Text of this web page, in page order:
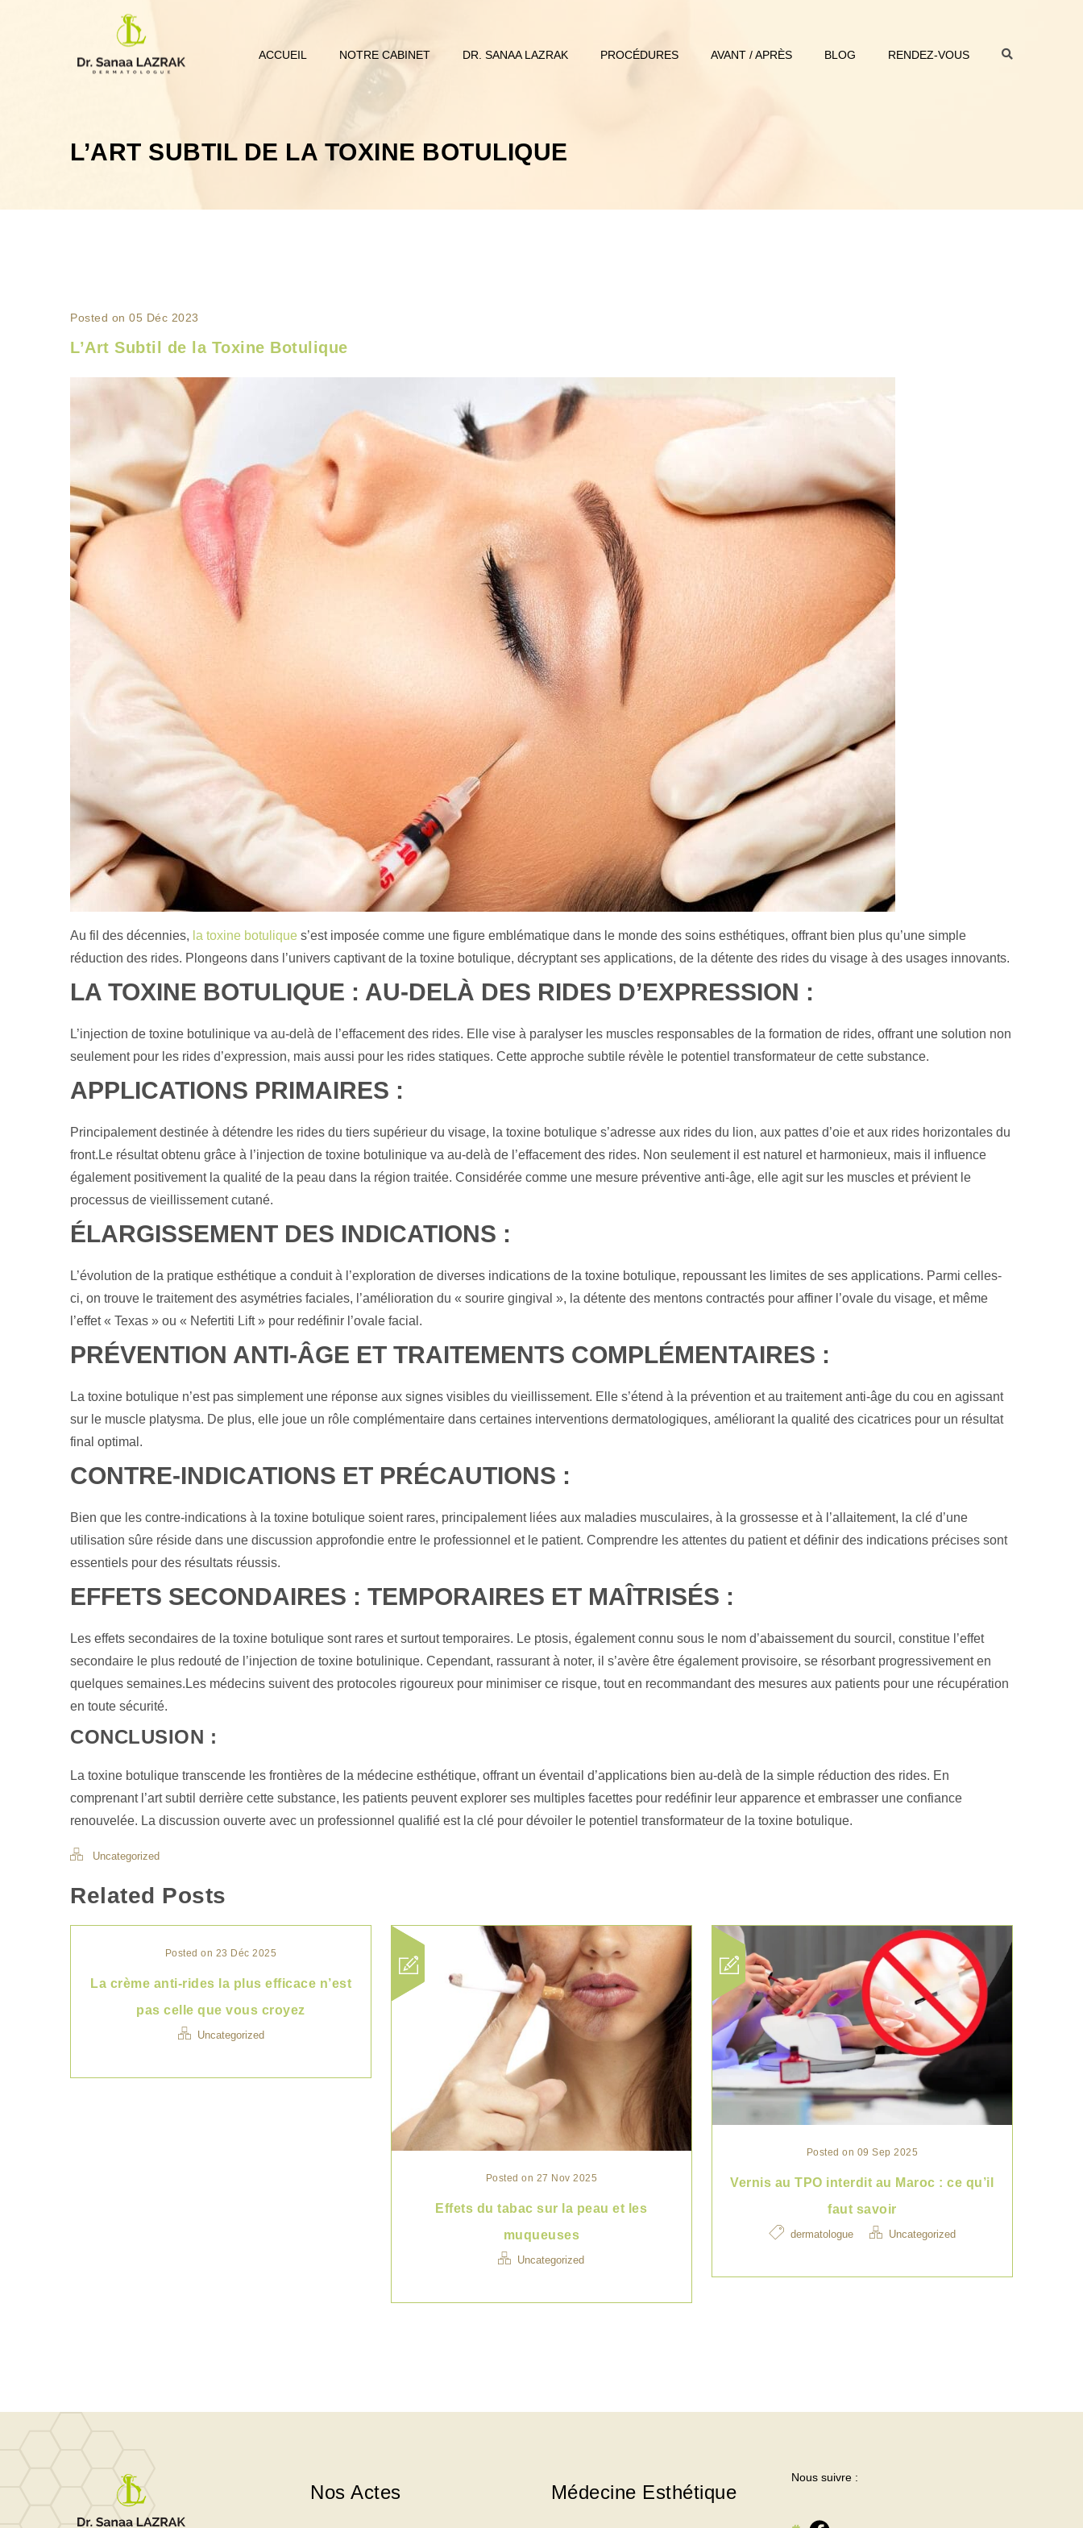
ACCUEIL NOTRE CABINET DR. SANAA LAZRAK PROCÉDURES AVANT / APRÈS BLOG RENDEZ-VOUS
L’ART SUBTIL DE LA TOXINE BOTULIQUE
Posted on 05 Déc 2023
L’Art Subtil de la Toxine Botulique
Au fil des décennies, la toxine botulique s’est imposée comme une figure emblématique dans le monde des soins esthétiques, offrant bien plus qu’une simple
réduction des rides. Plongeons dans l’univers captivant de la toxine botulique, décryptant ses applications, de la détente des rides du visage à des usages innovants.
LA TOXINE BOTULIQUE : AU-DELÀ DES RIDES D’EXPRESSION :
L’injection de toxine botulinique va au-delà de l’effacement des rides. Elle vise à paralyser les muscles responsables de la formation de rides, offrant une solution non
seulement pour les rides d’expression, mais aussi pour les rides statiques. Cette approche subtile révèle le potentiel transformateur de cette substance.
APPLICATIONS PRIMAIRES :
Principalement destinée à détendre les rides du tiers supérieur du visage, la toxine botulique s’adresse aux rides du lion, aux pattes d’oie et aux rides horizontales du
front.Le résultat obtenu grâce à l’injection de toxine botulinique va au-delà de l’effacement des rides. Non seulement il est naturel et harmonieux, mais il influence
également positivement la qualité de la peau dans la région traitée. Considérée comme une mesure préventive anti-âge, elle agit sur les muscles et prévient le
processus de vieillissement cutané.
ÉLARGISSEMENT DES INDICATIONS :
L’évolution de la pratique esthétique a conduit à l’exploration de diverses indications de la toxine botulique, repoussant les limites de ses applications. Parmi celles-
ci, on trouve le traitement des asymétries faciales, l’amélioration du « sourire gingival », la détente des mentons contractés pour affiner l’ovale du visage, et même
l’effet « Texas » ou « Nefertiti Lift » pour redéfinir l’ovale facial.
PRÉVENTION ANTI-ÂGE ET TRAITEMENTS COMPLÉMENTAIRES :
La toxine botulique n’est pas simplement une réponse aux signes visibles du vieillissement. Elle s’étend à la prévention et au traitement anti-âge du cou en agissant
sur le muscle platysma. De plus, elle joue un rôle complémentaire dans certaines interventions dermatologiques, améliorant la qualité des cicatrices pour un résultat
final optimal.
CONTRE-INDICATIONS ET PRÉCAUTIONS :
Bien que les contre-indications à la toxine botulique soient rares, principalement liées aux maladies musculaires, à la grossesse et à l’allaitement, la clé d’une
utilisation sûre réside dans une discussion approfondie entre le professionnel et le patient. Comprendre les attentes du patient et définir des indications précises sont
essentiels pour des résultats réussis.
EFFETS SECONDAIRES : TEMPORAIRES ET MAÎTRISÉS :
Les effets secondaires de la toxine botulique sont rares et surtout temporaires. Le ptosis, également connu sous le nom d’abaissement du sourcil, constitue l’effet
secondaire le plus redouté de l’injection de toxine botulinique. Cependant, rassurant à noter, il s’avère être également provisoire, se résorbant progressivement en
quelques semaines.Les médecins suivent des protocoles rigoureux pour minimiser ce risque, tout en recommandant des mesures aux patients pour une récupération
en toute sécurité.
CONCLUSION :
La toxine botulique transcende les frontières de la médecine esthétique, offrant un éventail d’applications bien au-delà de la simple réduction des rides. En
comprenant l’art subtil derrière cette substance, les patients peuvent explorer ses multiples facettes pour redéfinir leur apparence et embrasser une confiance
renouvelée. La discussion ouverte avec un professionnel qualifié est la clé pour dévoiler le potentiel transformateur de la toxine botulique.
Uncategorized
Related Posts
Posted on 23 Déc 2025
La crème anti-rides la plus efficace n’est
pas celle que vous croyez
Uncategorized
Posted on 27 Nov 2025
Effets du tabac sur la peau et les
muqueuses
Uncategorized
Posted on 09 Sep 2025
Vernis au TPO interdit au Maroc : ce qu’il
faut savoir
dermatologue Uncategorized
Nos Actes Médecine Esthétique
Nous suivre :